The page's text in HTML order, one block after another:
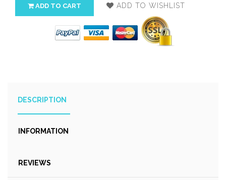
ADD TO CART ADD TO WISHLIST
DESCRIPTION
INFORMATION
REVIEWS